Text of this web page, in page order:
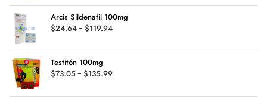
was:
$33.00.
is:
$29.49.
Arcis Sildenafil 100mg
$24.64- $119.94Rango
precios:
$24.64
Testitón 100mg
$73.05- $135.99Rango